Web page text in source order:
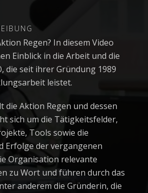
Regen? In diesem Video
Einblick in die Arbeit und die
die seit ihrer Gründung 1989
leistet.
die Aktion Regen und dessen
sich um die Tätigkeitsfelder,
Tools sowie die
Erfolge der vergangenen
Organisation relevante
zu Wort und führen durch das
anderem die Gründerin, die